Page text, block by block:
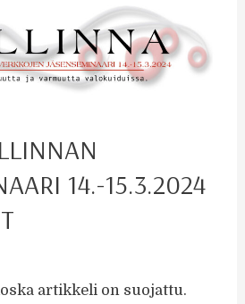
14.-15.3.2024
artikkeli on suojattu.